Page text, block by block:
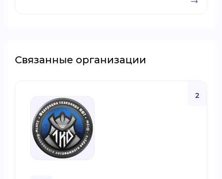
Связанные организации
2